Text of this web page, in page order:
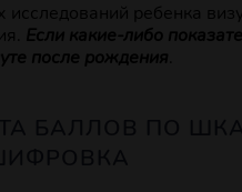
ребенка
Если какие-либо
после рождения